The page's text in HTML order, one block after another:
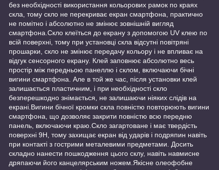
без необхідності використання кольорових рамок по краях
скла, тому скло не перекриває екран смартфона, практично
не помітно і абсолютно не змінює зовнішній вигляд
смартфона.Скло клеїться до екрану з допомогою UV клею по
всій поверхні, тому при установці скла відсутні повітряні
прошарки, скло не змінює передачу кольору і не впливає на
відгук сенсорного екрану. Клей заповнює абсолютно весь
простір між передньою панеллю і склом, включаючи бічні
вигини смартфона. Але в той же час, після установки клей
залишається пластичним, і при необхідності скло
безперешкодно знімається, не залишаючи ніяких слідів на
екрані.Вигини бічної кромки скла повністю повторюють вигини
смартфона, що дозволяє закрити повністю всю передню
панель, включаючи краю.Скло загартоване і має твердість
поверхні 9Н, тому захищає екран від ударів і подряпин навіть
при контакті з гострими металевими предметами. Досить
складно нанести пошкодження цього склу, навіть навмисне
дряпаючи його канцелярським ножем.Якісне олеофобне